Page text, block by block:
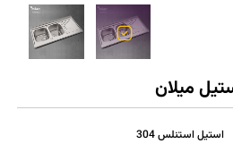
استیل استنلس 304